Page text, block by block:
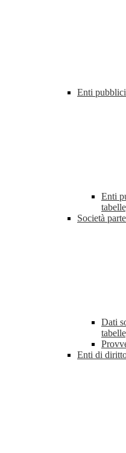
Enti
Enti
Società
Dati
Enti di